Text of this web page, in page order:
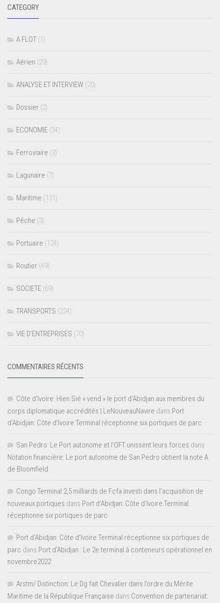
CATEGORY
A FLOT (1)
Aérien (29)
ANALYSE ET INTERVIEW (20)
Dossier (2)
ECONOMIE (34)
Ferroviaire (3)
Lagunaire (7)
Maritime (131)
Pêche (3)
Portuaire (124)
Routier (49)
SOCIETE (69)
TRANSPORTS (224)
VIE D’ENTREPRISES (70)
COMMENTAIRES RÉCENTS
Côte d'Ivoire: Hien Sié « vend » le port d'Abidjan aux membres du
corps diplomatique accrédités | LeNouveauNavire dans Port
d’Abidjan: Côte d’Ivoire Terminal réceptionne six portiques de parc
San Pedro: Le Port autonome et l’OFT unissent leurs forces dans
Notation financière: Le port autonome de San Pedro obtient la note A
de Bloomfield
Congo Terminal 2,5 milliards de Fcfa investi dans l’acquisition de
nouveaux portiques dans Port d’Abidjan: Côte d’Ivoire Terminal
réceptionne six portiques de parc
Port d'Abidjan: Côte d’Ivoire Terminal réceptionne six portiques de
parc dans Port d’Abidjan : Le 2e terminal à conteneurs opérationnel en
novembre2022
Arstm/ Distinction: Le Dg fait Chevalier dans l’ordre du Mérite
Maritime de la République Française dans Convention de partenariat: